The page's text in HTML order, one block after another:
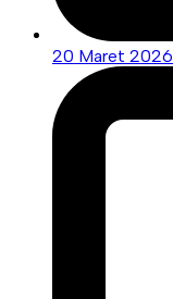
20 Maret 2026